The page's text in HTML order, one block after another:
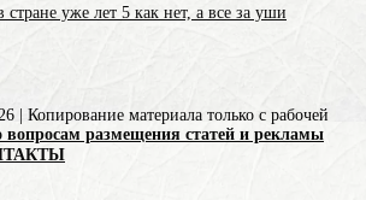
уже лет 5 как нет, а все за уши
| Копирование материала только с рабочей
вопросам размещения статей и рекламы